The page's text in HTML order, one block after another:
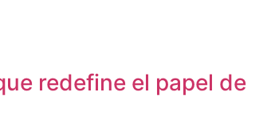
redefine el papel de